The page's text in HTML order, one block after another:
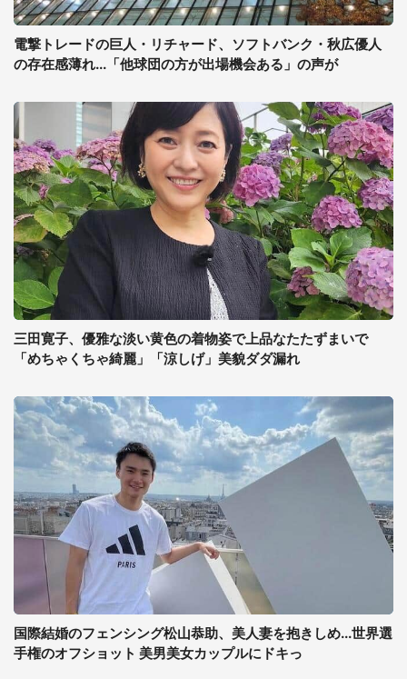
電撃トレードの巨人・リチャード、ソフトバンク・秋広優人
の存在感薄れ...「他球団の方が出場機会ある」の声が
三田寛子、優雅な淡い黄色の着物姿で上品なたたずまいで
「めちゃくちゃ綺麗」「涼しげ」美貌ダダ漏れ
国際結婚のフェンシング松山恭助、美人妻を抱きしめ...世界選
手権のオフショット 美男美女カップルにドキっ